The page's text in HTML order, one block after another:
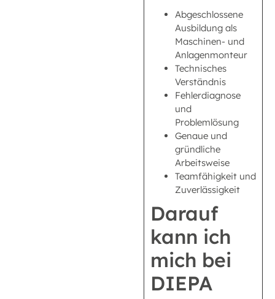
Abgeschlossene
Ausbildung als
Maschinen- und
Anlagenmonteur
Technisches
Verständnis
Fehlerdiagnose
und
Problemlösung
Genaue und
gründliche
Arbeitsweise
Teamfähigkeit und
Zuverlässigkeit
Darauf
kann ich
mich bei
DIEPA